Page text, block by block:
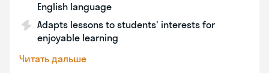
English language
Adapts lessons to students' interests for
enjoyable learning
Читать дальше